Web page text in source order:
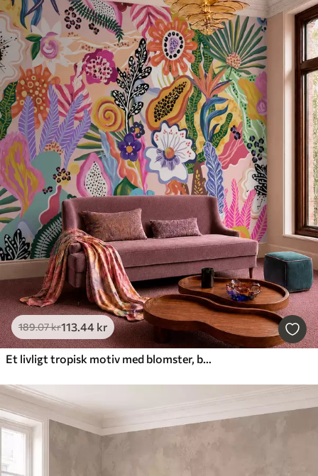
189.07kr113.44 kr
Et livligt tropisk motiv med blomster, blade og farverige frugter